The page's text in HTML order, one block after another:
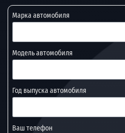
Марка автомобиля
Модель автомобиля
Год выпуска автомобиля
Ваш телефон